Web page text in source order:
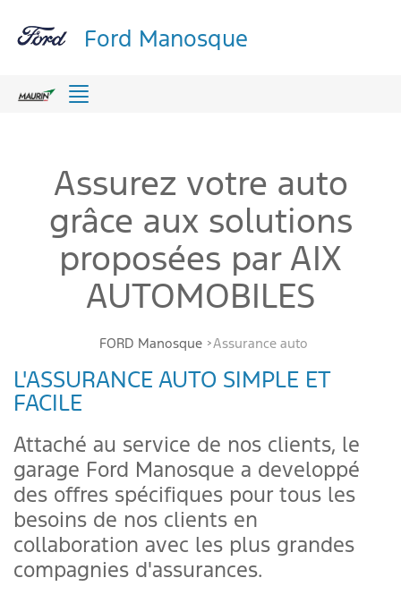
Ford Manosque
Menu
Assurez votre auto
grâce aux solutions
proposées par AIX
AUTOMOBILES
FORD Manosque Assurance auto
L'ASSURANCE AUTO SIMPLE ET
FACILE
Attaché au service de nos clients, le
garage Ford Manosque a developpé
des offres spécifiques pour tous les
besoins de nos clients en
collaboration avec les plus grandes
compagnies d'assurances.